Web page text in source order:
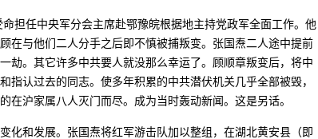
担任中央军分会主席赴鄂豫皖根据地主持党政军全面工作。他
在与他们二人分手之后即不慎被捕叛变。张国焘二人途中提前
劫。其它许多中共要人就没那么幸运了。顾顺章叛变后，将中
认过去的同志。使多年积累的中共潜伏机关几乎全部被毁，
沪家属八人灭门而尽。成为当时轰动新闻。这是另话。
化和发展。张国焘将红军游击队加以整组，在湖北黄安县（即